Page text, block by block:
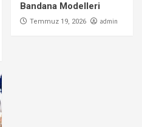
Bandana Modelleri
Temmuz 19, 2026 admin